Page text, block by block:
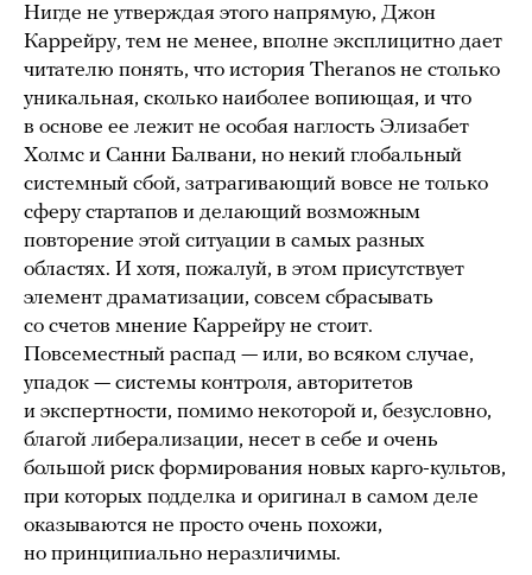
Нигде не утверждая этого напрямую, Джон
Каррейру, тем не менее, вполне эксплицитно дает
читателю понять, что история Theranos не столько
уникальная, сколько наиболее вопиющая, и что
в основе ее лежит не особая наглость Элизабет
Холмс и Санни Балвани, но некий глобальный
системный сбой, затрагивающий вовсе не только
сферу стартапов и делающий возможным
повторение этой ситуации в самых разных
областях. И хотя, пожалуй, в этом присутствует
элемент драматизации, совсем сбрасывать
со счетов мнение Каррейру не стоит.
Повсеместный распад — или, во всяком случае,
упадок — системы контроля, авторитетов
и экспертности, помимо некоторой и, безусловно,
благой либерализации, несет в себе и очень
большой риск формирования новых карго-культов,
при которых подделка и оригинал в самом деле
оказываются не просто очень похожи,
но принципиально неразличимы.